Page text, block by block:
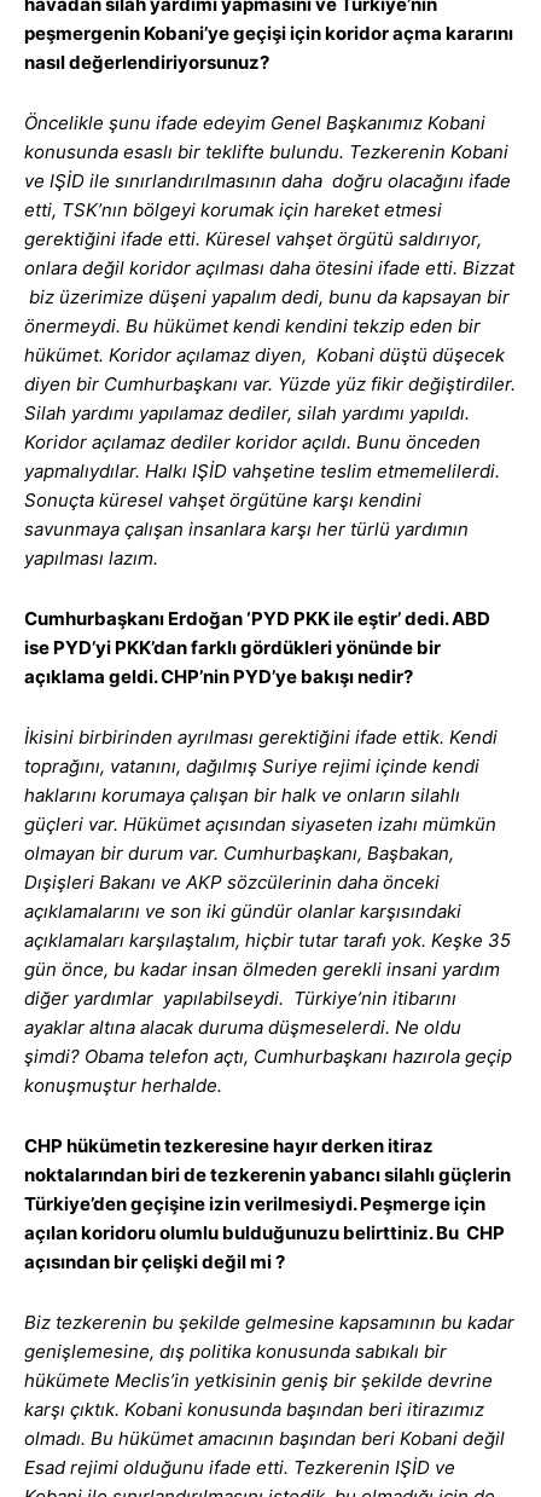
peşmergenin Kobani’ye geçişi için koridor açma kararını
nasıl değerlendiriyorsunuz?
Öncelikle şunu ifade edeyim Genel Başkanımız Kobani
konusunda esaslı bir teklifte bulundu. Tezkerenin Kobani
ve IŞİD ile sınırlandırılmasının daha doğru olacağını ifade
etti, TSK’nın bölgeyi korumak için hareket etmesi
gerektiğini ifade etti. Küresel vahşet örgütü saldırıyor,
onlara değil koridor açılması daha ötesini ifade etti. Bizzat
biz üzerimize düşeni yapalım dedi, bunu da kapsayan bir
önermeydi. Bu hükümet kendi kendini tekzip eden bir
hükümet. Koridor açılamaz diyen, Kobani düştü düşecek
diyen bir Cumhurbaşkanı var. Yüzde yüz fikir değiştirdiler.
Silah yardımı yapılamaz dediler, silah yardımı yapıldı.
Koridor açılamaz dediler koridor açıldı. Bunu önceden
yapmalıydılar. Halkı IŞİD vahşetine teslim etmemelilerdi.
Sonuçta küresel vahşet örgütüne karşı kendini
savunmaya çalışan insanlara karşı her türlü yardımın
yapılması lazım.
Cumhurbaşkanı Erdoğan ‘PYD PKK ile eştir’ dedi. ABD
ise PYD’yi PKK’dan farklı gördükleri yönünde bir
açıklama geldi. CHP’nin PYD’ye bakışı nedir?
İkisini birbirinden ayrılması gerektiğini ifade ettik. Kendi
toprağını, vatanını, dağılmış Suriye rejimi içinde kendi
haklarını korumaya çalışan bir halk ve onların silahlı
güçleri var. Hükümet açısından siyaseten izahı mümkün
olmayan bir durum var. Cumhurbaşkanı, Başbakan,
Dışişleri Bakanı ve AKP sözcülerinin daha önceki
açıklamalarını ve son iki gündür olanlar karşısındaki
açıklamaları karşılaştalım, hiçbir tutar tarafı yok. Keşke 35
gün önce, bu kadar insan ölmeden gerekli insani yardım
diğer yardımlar yapılabilseydi. Türkiye’nin itibarını
ayaklar altına alacak duruma düşmeselerdi. Ne oldu
şimdi? Obama telefon açtı, Cumhurbaşkanı hazırola geçip
konuşmuştur herhalde.
CHP hükümetin tezkeresine hayır derken itiraz
noktalarından biri de tezkerenin yabancı silahlı güçlerin
Türkiye’den geçişine izin verilmesiydi. Peşmerge için
açılan koridoru olumlu bulduğunuzu belirttiniz. Bu CHP
açısından bir çelişki değil mi ?
Biz tezkerenin bu şekilde gelmesine kapsamının bu kadar
genişlemesine, dış politika konusunda sabıkalı bir
hükümete Meclis’in yetkisinin geniş bir şekilde devrine
karşı çıktık. Kobani konusunda başından beri itirazımız
olmadı. Bu hükümet amacının başından beri Kobani değil
Esad rejimi olduğunu ifade etti. Tezkerenin IŞİD ve